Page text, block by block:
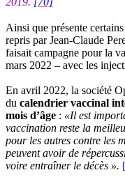
Ainsi que présente
repris par Jean-Claude
faisait campagne pour la
mars 2022 – avec les
En avril 2022, la société
du calendrier vaccinal
mois d’âge : «Il est
vaccination reste la
pour les autres contre les
peuvent avoir de
voire entraîner le décès ».